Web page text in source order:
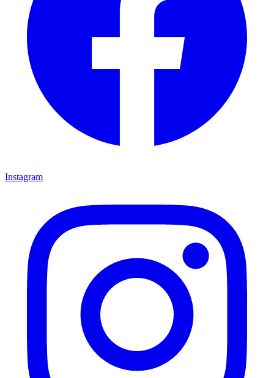
Instagram